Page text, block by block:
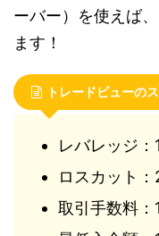
ーバー）を使えば
ます！
トレードビューの
レバレッジ
ロスカット：
取引手数料：